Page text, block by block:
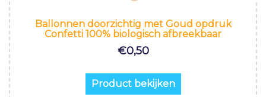
Ballonnen doorzichtig met Goud opdruk
Confetti 100% biologisch afbreekbaar
€0,50
Product bekijken